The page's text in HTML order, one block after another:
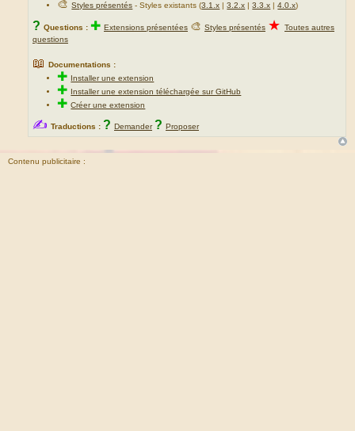
🎨Styles présentés - Styles existants (3.1.x |3.2.x |3.3.x |4.0.x)
? Questions : ✚ Extensions présentées 🎨 Styles présentés ★ Toutes autres
questions
📖 Documentations :
✚ Installer une extension
✚ Installer une extension téléchargée sur GitHub
✚Créer une extension
✍ Traductions : ? Demander ? Proposer
Contenu publicitaire :